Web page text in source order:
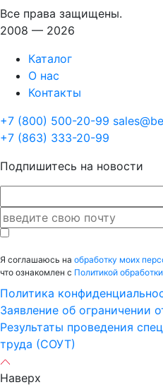
Все права защищены.
2008 — 2026
Каталог
О нас
Контакты
+7 (800) 500-20-99
+7 (863) 333-20-99
Подпишитесь на новости
Я соглашаюсь на обработку моих
что ознакомлен с Политикой
Политика
Заявление об ограничении
Результаты проведения
труда (СОУТ)
Наверх